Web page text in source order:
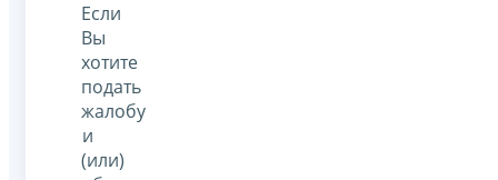
Если
Вы
хотите
подать
жалобу
и
(или)